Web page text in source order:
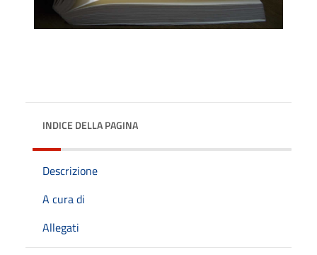
INDICE DELLA PAGINA
Descrizione
A cura di
Allegati